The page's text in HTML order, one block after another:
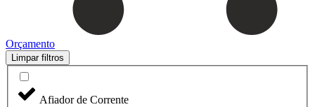
Orçamento
Limpar filtros
Afiador de Corrente